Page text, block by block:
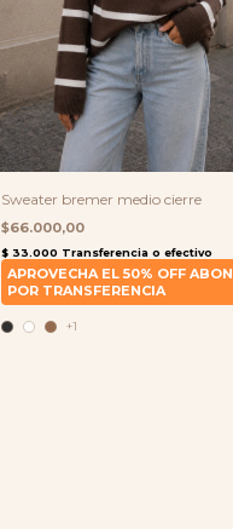
Sweater bremer medio cierre
$66.000,00
+1